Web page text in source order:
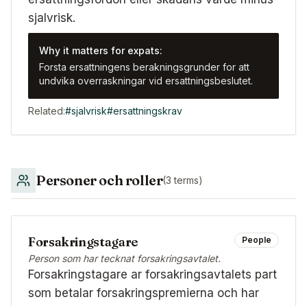
sjalvrisk.
Why it matters for expats:
Forsta ersattningens berakningsgrunder for att
undvika overraskningar vid ersattningsbeslutet.
Related:#sjalvrisk#ersattningskrav
Personer och roller(3 terms)
Forsakringstagare
Person som har tecknat forsakringsavtalet.
People
Forsakringstagare ar forsakringsavtalets part
som betalar forsakringspremierna och har